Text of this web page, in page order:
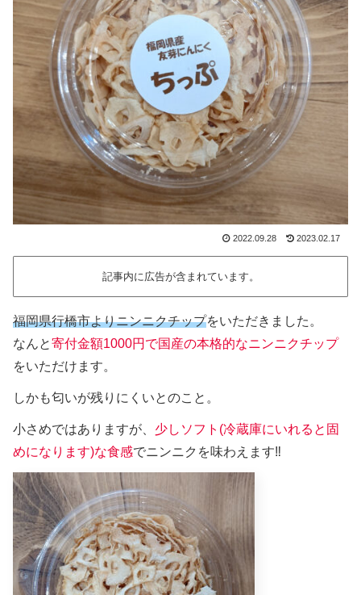
2022.09.28 2023.02.17
記事内に広告が含まれています。
福岡県行橋市よりニンニクチップをいただきました。
なんと寄付金額1000円で国産の本格的なニンニクチップ
をいただけます。
しかも匂いが残りにくいとのこと。
小さめではありますが、 少しソフト(冷蔵庫にいれると固
めになります)な食感でニンニクを味わえます‼️